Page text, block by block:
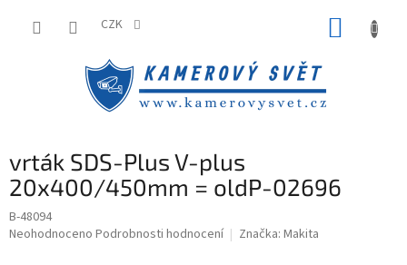
CZK
vrták SDS-Plus V-plus
20x400/450mm = oldP-02696
B-48094
Průměrné
Neohodnoceno Podrobnosti hodnocení Značka: Makita